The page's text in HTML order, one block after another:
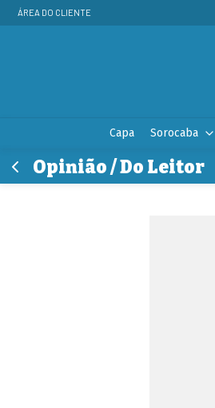
ÁREA DO CLIENTE
Capa Sorocaba
Opinião / Do Leitor